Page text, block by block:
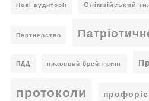
Нові аудиторії Олімпійський
Партнерство
ПДД правовий брейн-ринг
протоколи